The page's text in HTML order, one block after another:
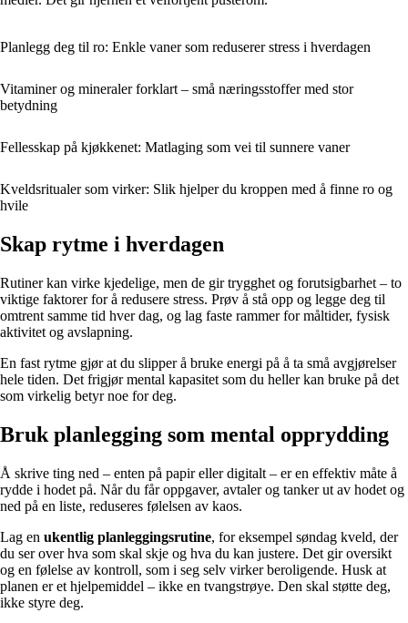
Planlegg deg til ro: Enkle vaner som reduserer stress i hverdagen
Vitaminer og mineraler forklart – små næringsstoffer med stor
betydning
Fellesskap på kjøkkenet: Matlaging som vei til sunnere vaner
Kveldsritualer som virker: Slik hjelper du kroppen med å finne ro og
hvile
Skap rytme i hverdagen
Rutiner kan virke kjedelige, men de gir trygghet og forutsigbarhet – to
viktige faktorer for å redusere stress. Prøv å stå opp og legge deg til
omtrent samme tid hver dag, og lag faste rammer for måltider, fysisk
aktivitet og avslapning.
En fast rytme gjør at du slipper å bruke energi på å ta små avgjørelser
hele tiden. Det frigjør mental kapasitet som du heller kan bruke på det
som virkelig betyr noe for deg.
Bruk planlegging som mental opprydding
Å skrive ting ned – enten på papir eller digitalt – er en effektiv måte å
rydde i hodet på. Når du får oppgaver, avtaler og tanker ut av hodet og
ned på en liste, reduseres følelsen av kaos.
Lag en ukentlig planleggingsrutine, for eksempel søndag kveld, der
du ser over hva som skal skje og hva du kan justere. Det gir oversikt
og en følelse av kontroll, som i seg selv virker beroligende. Husk at
planen er et hjelpemiddel – ikke en tvangstrøye. Den skal støtte deg,
ikke styre deg.